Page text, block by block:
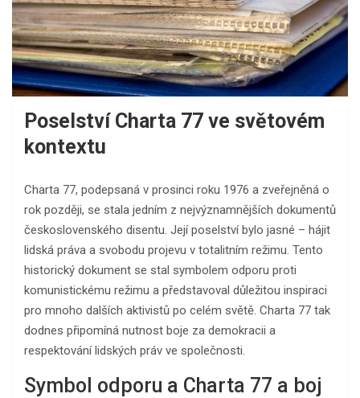
Poselství Charta 77 ve světovém
kontextu
Charta 77, podepsaná v prosinci roku 1976 a zveřejněná o
rok později, se stala jedním z nejvýznamnějších dokumentů
československého disentu. Její poselství bylo jasné – hájit
lidská práva a svobodu projevu v totalitním režimu. Tento
historický dokument se stal symbolem odporu proti
komunistickému režimu a představoval důležitou inspiraci
pro mnoho dalších aktivistů po celém světě. Charta 77 tak
dodnes připomíná nutnost boje za demokracii a
respektování lidských práv ve společnosti.
Symbol odporu a Charta 77 a boj